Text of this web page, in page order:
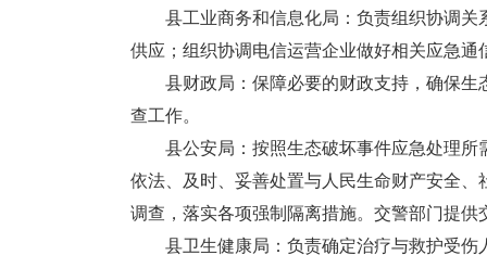
县工业商务和信息化局：负责组织协调关
供应；组织协调电信运营企业做好相关应急通
县财政局：保障必要的财政支持，确保生
查工作。
县公安局：按照生态破坏事件应急处理所
依法、及时、妥善处置与人民生命财产安全
调查，落实各项强制隔离措施。交警部门提
县卫生健康局：负责确定治疗与救护受伤